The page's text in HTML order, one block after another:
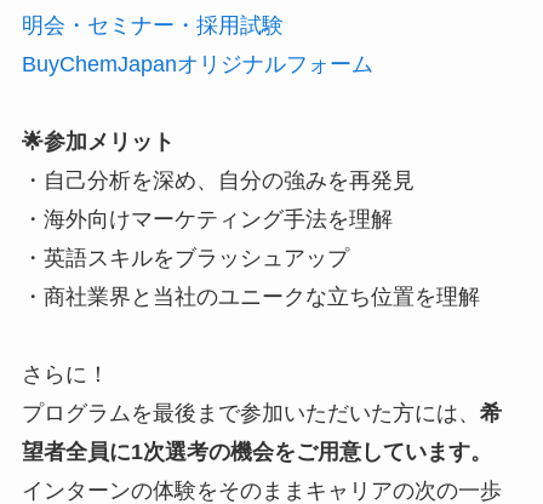
明会・セミナー・採用試験
BuyChemJapanオリジナルフォーム
🌟参加メリット
・自己分析を深め、自分の強みを再発見
・海外向けマーケティング手法を理解
・英語スキルをブラッシュアップ
・商社業界と当社のユニークな立ち位置を理解
さらに！
プログラムを最後まで参加いただいた方には、 希
望者全員に1次選考の機会をご用意しています。
インターンの体験をそのままキャリアの次の一歩